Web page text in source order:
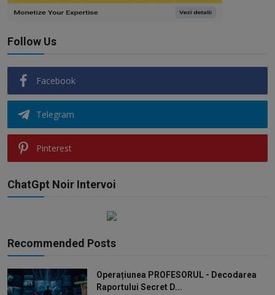
Follow Us
Facebook
Telegram
Pinterest
ChatGpt Noir Intervoi
Recommended Posts
Operațiunea PROFESORUL - Decodarea
Raportului Secret D...